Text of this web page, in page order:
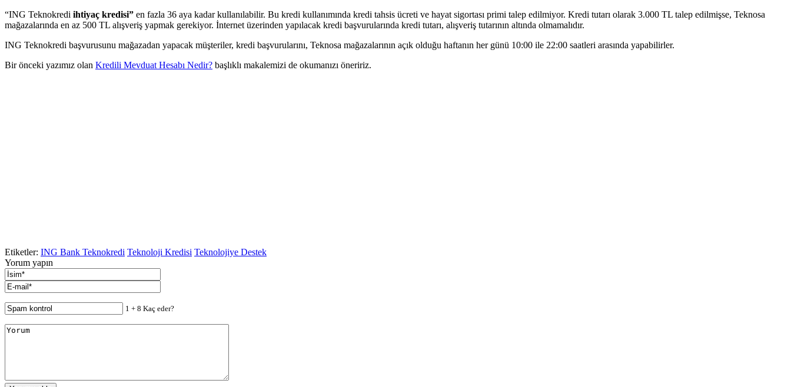
“ING Teknokredi ihtiyaç kredisi” en fazla 36 aya kadar kullanılabilir. Bu kredi kullanımında kredi tahsis ücreti ve hayat sigortası primi talep edilmiyor. Kredi tutarı olarak 3.000 TL talep edilmişse, Teknosa
mağazalarında en az 500 TL alışveriş yapmak gerekiyor. İnternet üzerinden yapılacak kredi başvurularında kredi tutarı, alışveriş tutarının altında olmamalıdır.
ING Teknokredi başvurusunu mağazadan yapacak müşteriler, kredi başvurularını, Teknosa mağazalarının açık olduğu haftanın her günü 10:00 ile 22:00 saatleri arasında yapabilirler.
Bir önceki yazımız olan Kredili Mevduat Hesabı Nedir? başlıklı makalemizi de okumanızı öneririz.
Etiketler: ING Bank Teknokredi Teknoloji Kredisi Teknolojiye Destek
Yorum yapın
1 + 8 Kaç eder?